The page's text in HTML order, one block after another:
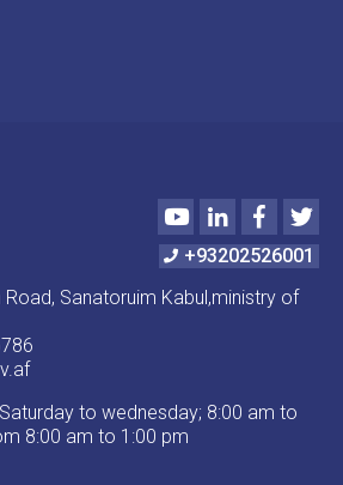
YoutubeLinkedIn
+93202526001
Road, Sanatoruim Kabul,ministry of
to wednesday; 8:00 am to
8:00 am to 1:00 pm